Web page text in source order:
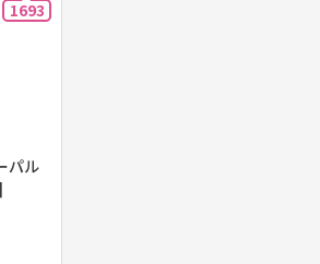
1693
パル